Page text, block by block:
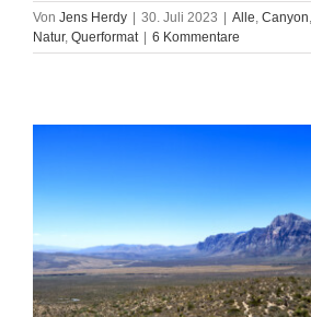
Von Jens Herdy 30. Juli 2023 Alle, Canyon,
Natur, Querformat 6 Kommentare